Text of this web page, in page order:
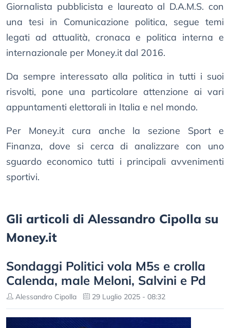
Giornalista pubblicista e laureato al D.A.M.S. con
una tesi in Comunicazione politica, segue temi
legati ad attualità, cronaca e politica interna e
internazionale per Money.it dal 2016.
Da sempre interessato alla politica in tutti i suoi
risvolti, pone una particolare attenzione ai vari
appuntamenti elettorali in Italia e nel mondo.
Per Money.it cura anche la sezione Sport e
Finanza, dove si cerca di analizzare con uno
sguardo economico tutti i principali avvenimenti
sportivi.
Gli articoli di Alessandro Cipolla su
Money.it
Sondaggi Politici vola M5s e crolla
Calenda, male Meloni, Salvini e Pd
Alessandro Cipolla 29 Luglio 2025 - 08:32